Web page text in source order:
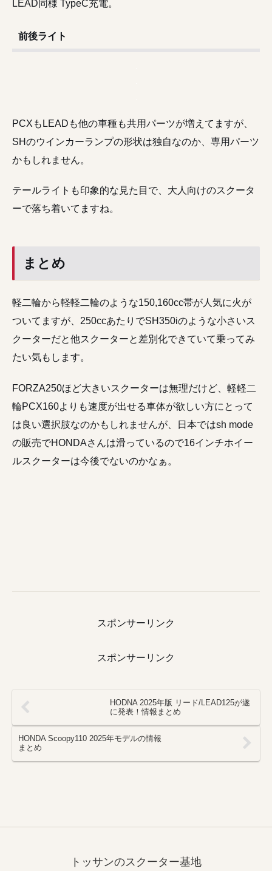
前後ライト
PCXもLEADも他の車種も共用パーツが増えてますが、
SHのウインカーランプの形状は独自なのか、専用パーツ
かもしれません。
テールライトも印象的な見た目で、大人向けのスクータ
ーで落ち着いてますね。
まとめ
軽二輪から軽軽二輪のような150,160cc帯が人気に火が
ついてますが、250ccあたりでSH350iのような小さいス
クーターだと他スクーターと差別化できていて乗ってみ
たい気もします。
FORZA250ほど大きいスクーターは無理だけど、軽軽二
輪PCX160よりも速度が出せる車体が欲しい方にとって
は良い選択肢なのかもしれませんが、日本ではsh mode
の販売でHONDAさんは滑っているので16インチホイー
ルスクーターは今後でないのかなぁ。
スポンサーリンク
スポンサーリンク
HODNA 2025年版 リード/LEAD125が遂
に発表！情報まとめ
HONDA Scoopy110 2025年モデルの情報
まとめ
トッサンのスクーター基地